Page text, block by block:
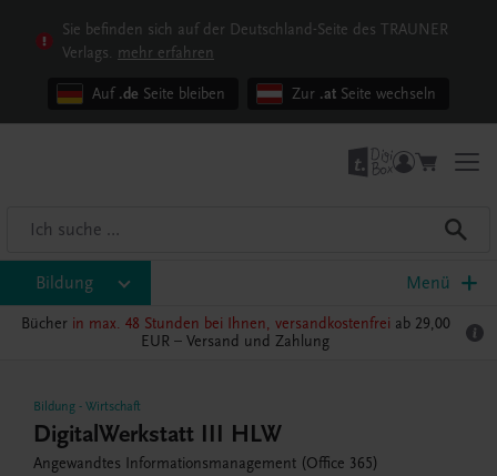
Sie befinden sich auf der Deutschland-Seite des TRAUNER
Verlags. mehr erfahren
Auf .de Seite bleiben Zur .at Seite wechseln
Bildung Menü
Bücher in max. 48 Stunden bei Ihnen, versandkostenfrei ab 29,00
EUR – Versand und Zahlung
Bildung - Wirtschaft
DigitalWerkstatt III HLW
Angewandtes Informationsmanagement (Office 365)